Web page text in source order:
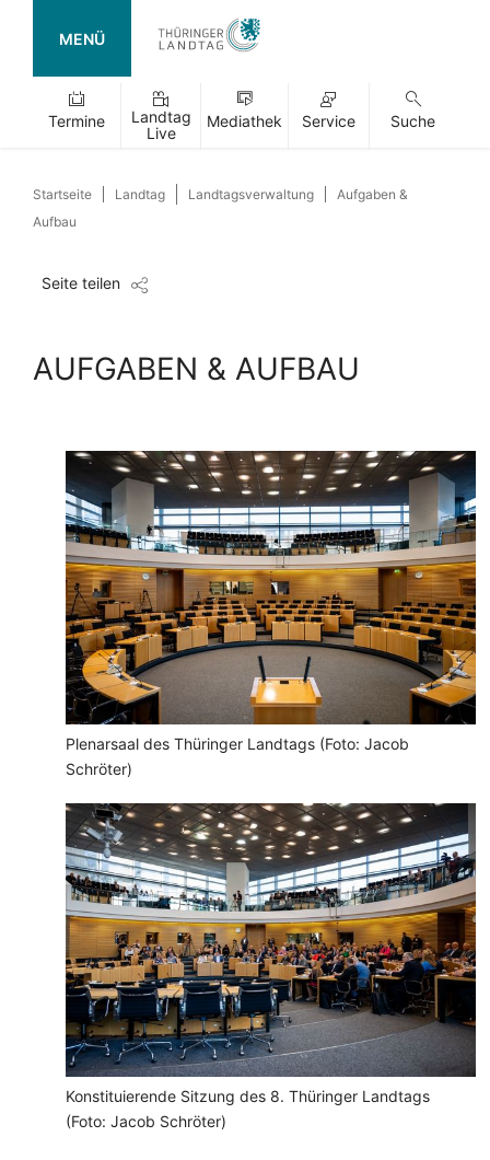
MENÜ
Termine
Landtag
Live
Mediathek Service Suche
Startseite Landtag Landtagsverwaltung
Aufgaben &
Aufbau
Seite teilen
AUFGABEN & AUFBAU
Plenarsaal des Thüringer Landtags (Foto: Jacob
Schröter)
Konstituierende Sitzung des 8. Thüringer Landtags
(Foto: Jacob Schröter)